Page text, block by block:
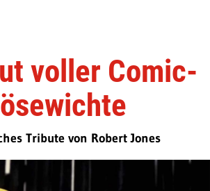
voller Comic-
Tribute von Robert Jones